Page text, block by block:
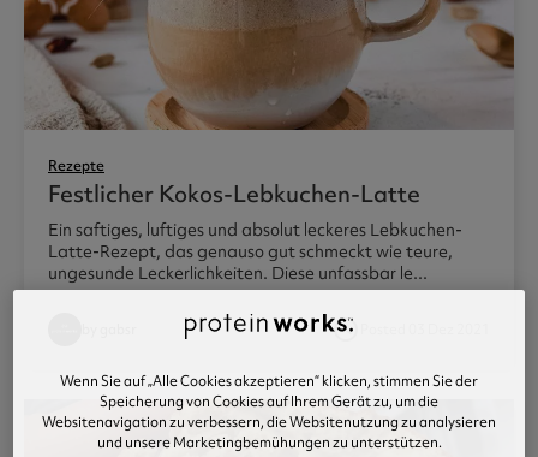
Rezepte
Festlicher Kokos-Lebkuchen-Latte
Ein saftiges, luftiges und absolut leckeres Lebkuchen-
Latte-Rezept, das genauso gut schmeckt wie teure,
ungesunde Leckerlichkeiten. Diese unfassbar le...
access_time
Wenn Sie auf „Alle Cookies akzeptieren“ klicken, stimmen Sie der
Speicherung von Cookies auf Ihrem Gerät zu, um die
Websitenavigation zu verbessern, die Websitenutzung zu analysieren
und unsere Marketingbemühungen zu unterstützen.